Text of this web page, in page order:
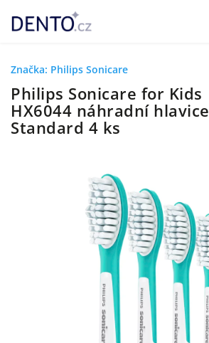
Philips Sonicare for Kids
HX6044 náhradní hlavice
Standard 4 ks
Značka: Philips Sonicare